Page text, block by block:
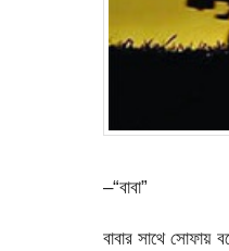
–“বাবা”
বাবার সাথে সোফায়